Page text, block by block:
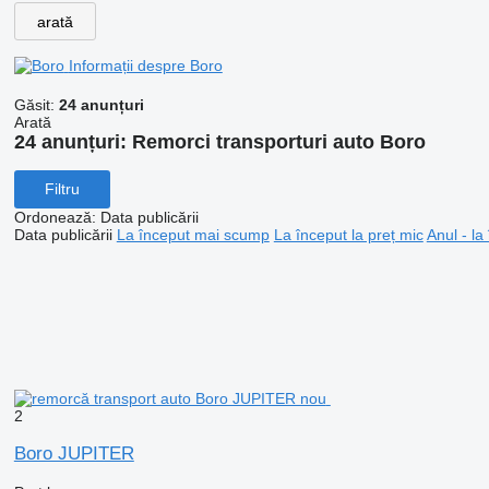
arată
Informații despre Boro
Găsit: 24 anunțuri
Arată
24 anunțuri: Remorci transporturi auto Boro
Filtru
Ordonează: Data publicării
Data publicării La început mai scump La început la preț mic Anul - la
2
Boro JUPITER